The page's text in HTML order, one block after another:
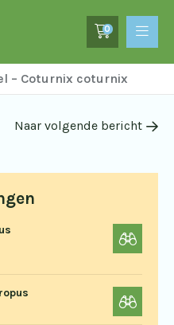
0
– Coturnix coturnix
Naar volgende bericht